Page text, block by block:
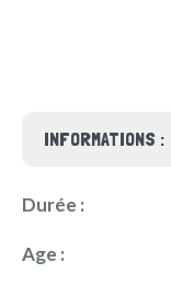
INFORMATIONS :
Durée :
Age :